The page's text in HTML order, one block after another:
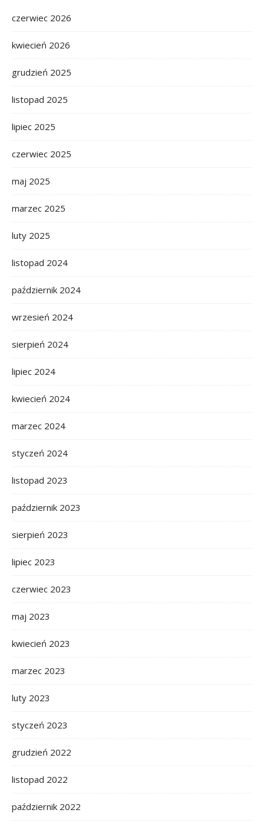
czerwiec 2026
kwiecień 2026
grudzień 2025
listopad 2025
lipiec 2025
czerwiec 2025
maj 2025
marzec 2025
luty 2025
listopad 2024
październik 2024
wrzesień 2024
sierpień 2024
lipiec 2024
kwiecień 2024
marzec 2024
styczeń 2024
listopad 2023
październik 2023
sierpień 2023
lipiec 2023
czerwiec 2023
maj 2023
kwiecień 2023
marzec 2023
luty 2023
styczeń 2023
grudzień 2022
listopad 2022
październik 2022